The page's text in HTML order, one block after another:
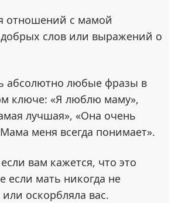
отношений с мамой
слов или выражений о
абсолютно любые фразы в
ключе: «Я люблю маму»,
лучшая», «Она очень
меня всегда понимает».
вам кажется, что это
если мать никогда не
оскорбляла вас.